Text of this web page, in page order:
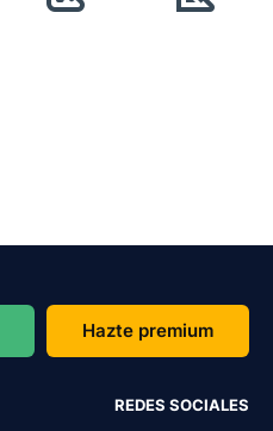
Hazte premium
REDES SOCIALES